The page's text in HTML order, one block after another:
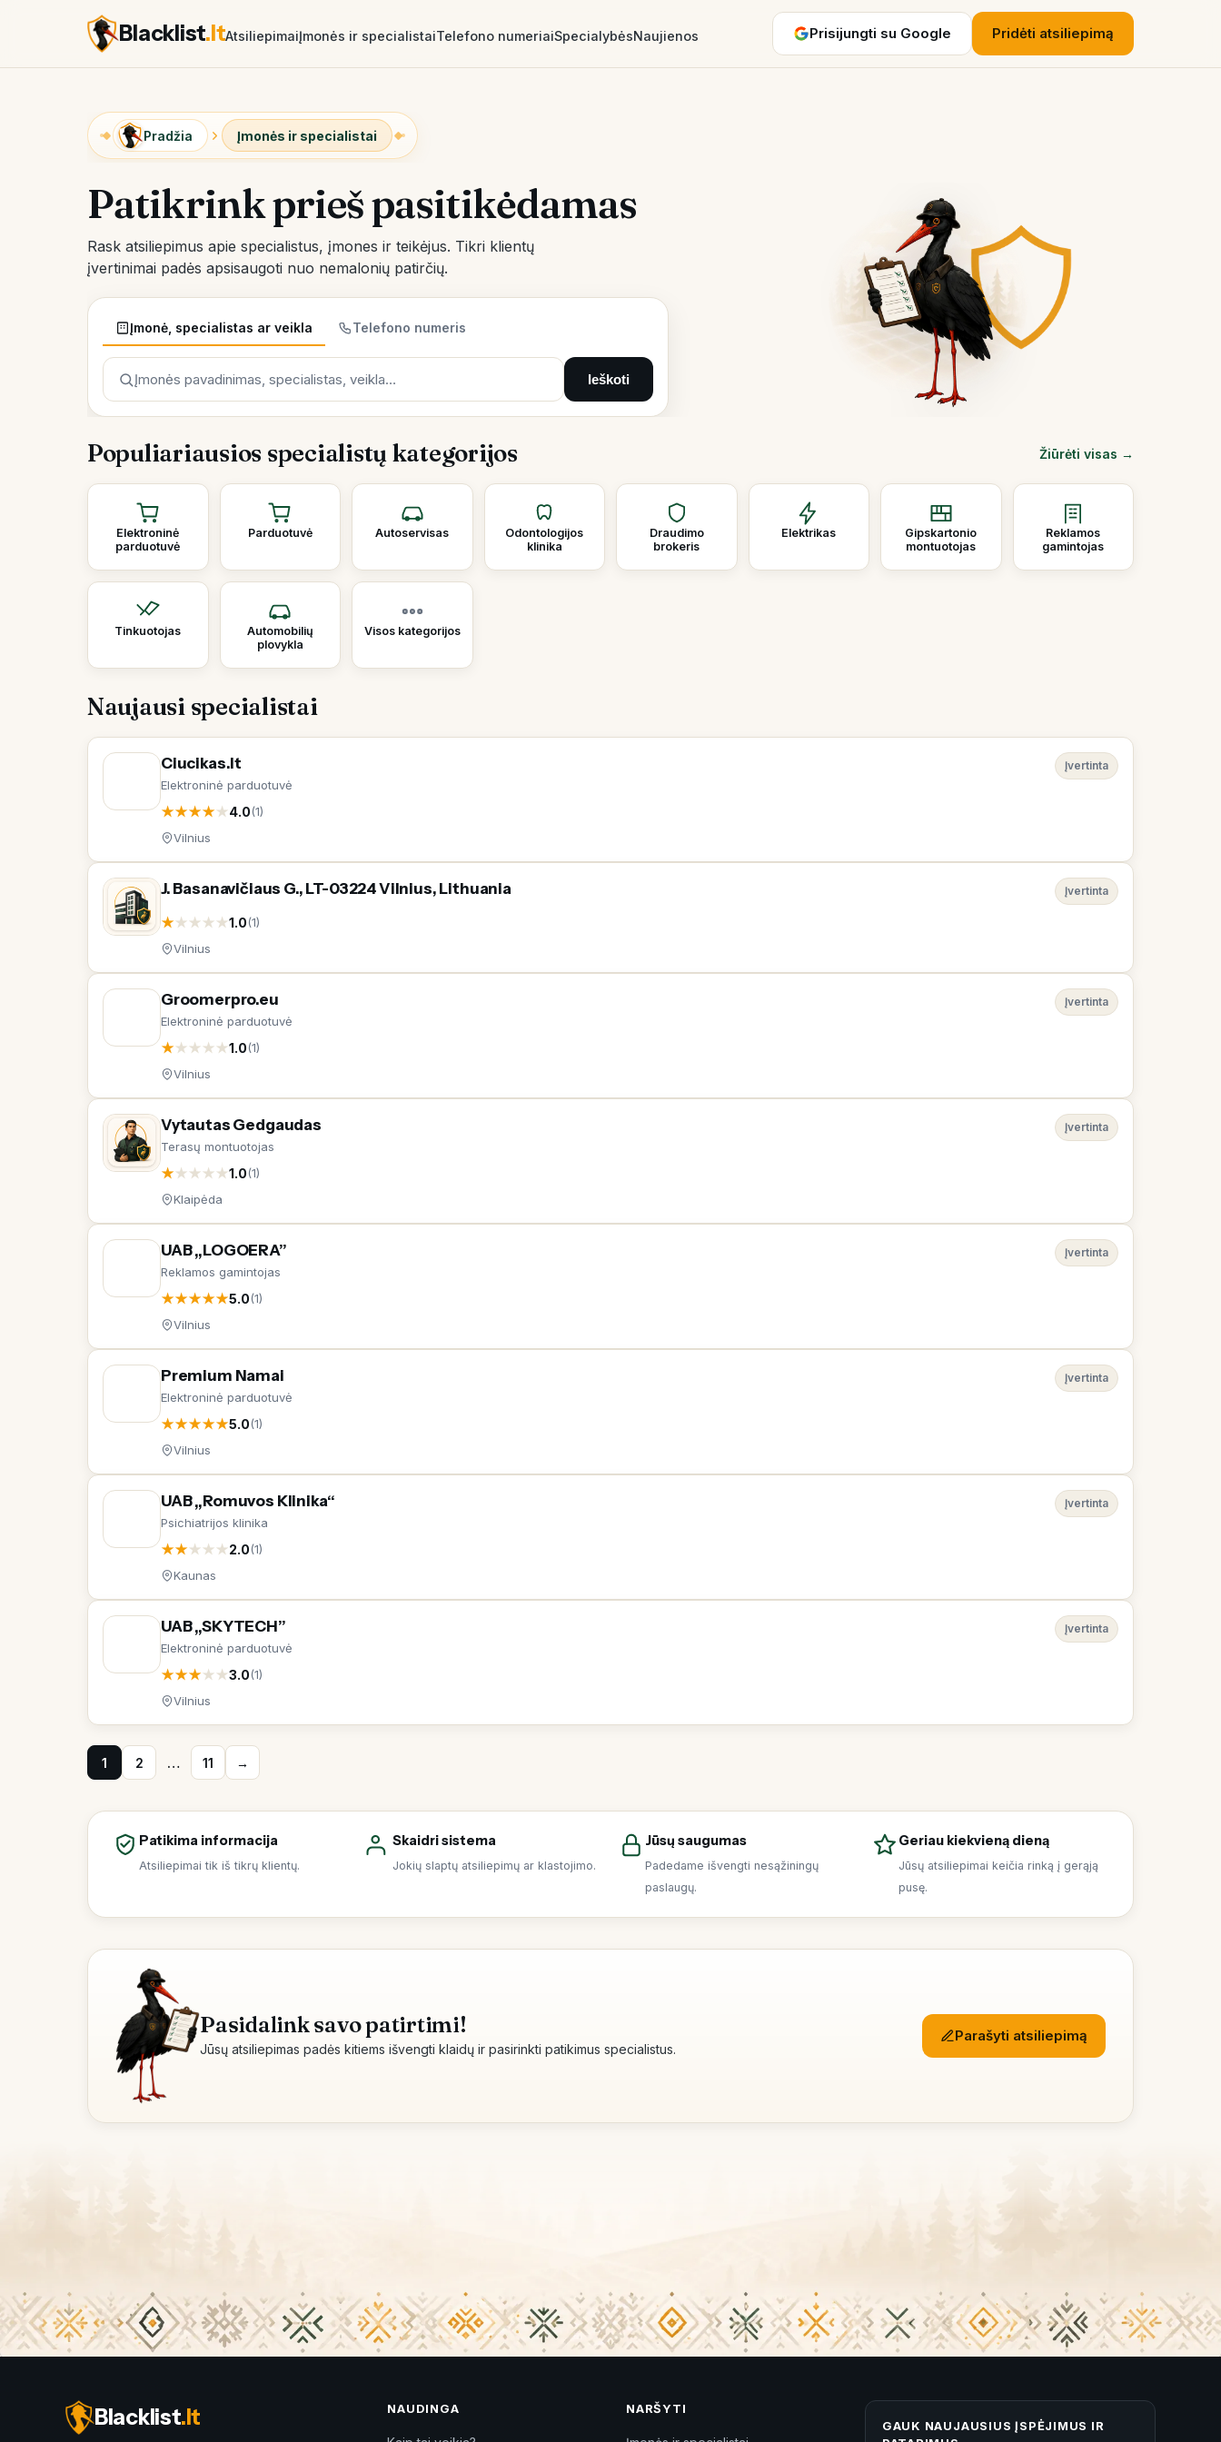
Blacklist.ltAtsiliepimaiĮmonės ir specialistaiTelefono numeriaiSpecialybėsNaujienos Prisijungti su Google Pridėti atsiliepimą
Pradžia Įmonės ir specialistai
Patikrink prieš pasitikėdamas
Rask atsiliepimus apie specialistus, įmones ir teikėjus. Tikri klientų
įvertinimai padės apsisaugoti nuo nemalonių patirčių.
Įmonė, specialistas ar veikla Telefono numeris
Ieškoti
Populiariausios specialistų kategorijos Žiūrėti visas →
Elektroninė
parduotuvė
Parduotuvė Autoservisas
Odontologijos
klinika
Draudimo
brokeris
Elektrikas
Gipskartonio
montuotojas
Reklamos
gamintojas
Tinkuotojas
Automobilių
plovykla
Visos kategorijos
Naujausi specialistai
Ciucikas.lt
Elektroninė parduotuvė
Įvertinta
★★★★★4.0(1)
Vilnius
J. Basanavičiaus G., LT-03224 Vilnius, Lithuania Įvertinta
★★★★★1.0(1)
Vilnius
Groomerpro.eu
Elektroninė parduotuvė
Įvertinta
★★★★★1.0(1)
Vilnius
Vytautas Gedgaudas
Terasų montuotojas
Įvertinta
★★★★★1.0(1)
Klaipėda
UAB „LOGOERA”
Reklamos gamintojas
Įvertinta
★★★★★5.0(1)
Vilnius
Premium Namai
Elektroninė parduotuvė
Įvertinta
★★★★★5.0(1)
Vilnius
UAB „Romuvos Klinika“
Psichiatrijos klinika
Įvertinta
★★★★★2.0(1)
Kaunas
UAB „SKYTECH”
Elektroninė parduotuvė
Įvertinta
★★★★★3.0(1)
Vilnius
1 2 … 11 →
Patikima informacija
Atsiliepimai tik iš tikrų klientų.
Skaidri sistema
Jokių slaptų atsiliepimų ar klastojimo.
Jūsų saugumas
Padedame išvengti nesąžiningų
paslaugų.
Geriau kiekvieną dieną
Jūsų atsiliepimai keičia rinką į gerąją
pusę.
Pasidalink savo patirtimi!
Jūsų atsiliepimas padės kitiems išvengti klaidų ir pasirinkti patikimus specialistus.
Parašyti atsiliepimą
Blacklist.lt NAUDINGA NARŠYTI
GAUK NAUJAUSIUS ĮSPĖJIMUS IR